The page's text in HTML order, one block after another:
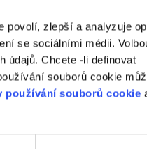
povolí, zlepší a analyzuje
se sociálními médii.
údajů. Chcete -li definovat
souborů cookie
používání souborů cookie